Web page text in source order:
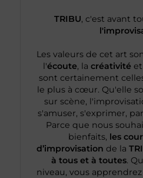
TRIBU, c'est avant
Les valeurs de cet art
l'écoute, la créativité
sont certainement
le plus à cœur. Qu'elle
sur scène,
s'amuser, s'exprimer,
Parce que nous
bienfaits, les
d’improvisation de la
à tous et à toutes.
niveau, vous